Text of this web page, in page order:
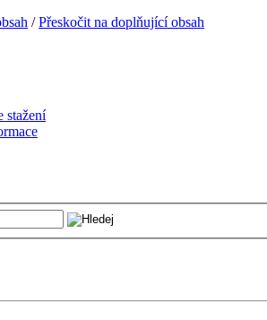
/Přeskočit na doplňující obsah
stažení